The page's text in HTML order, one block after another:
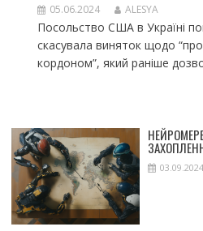
05.06.2024 ALESYA
Посольство США в Україні
скасувала виняток щодо
кордоном”, який раніше
03.09.2024